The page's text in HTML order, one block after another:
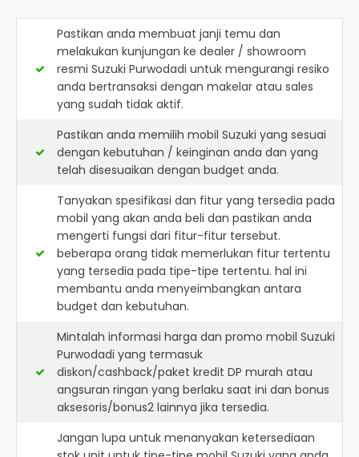
Pastikan anda membuat janji temu dan
melakukan kunjungan ke dealer / showroom
resmi Suzuki Purwodadi untuk mengurangi resiko
anda bertransaksi dengan makelar atau sales
yang sudah tidak aktif.
Pastikan anda memilih mobil Suzuki yang sesuai
dengan kebutuhan / keinginan anda dan yang
telah disesuaikan dengan budget anda.
Tanyakan spesifikasi dan fitur yang tersedia pada
mobil yang akan anda beli dan pastikan anda
mengerti fungsi dari fitur-fitur tersebut.
beberapa orang tidak memerlukan fitur tertentu
yang tersedia pada tipe-tipe tertentu. hal ini
membantu anda menyeimbangkan antara
budget dan kebutuhan.
Mintalah informasi harga dan promo mobil Suzuki
Purwodadi yang termasuk
diskon/cashback/paket kredit DP murah atau
angsuran ringan yang berlaku saat ini dan bonus
aksesoris/bonus2 lainnya jika tersedia.
Jangan lupa untuk menanyakan ketersediaan